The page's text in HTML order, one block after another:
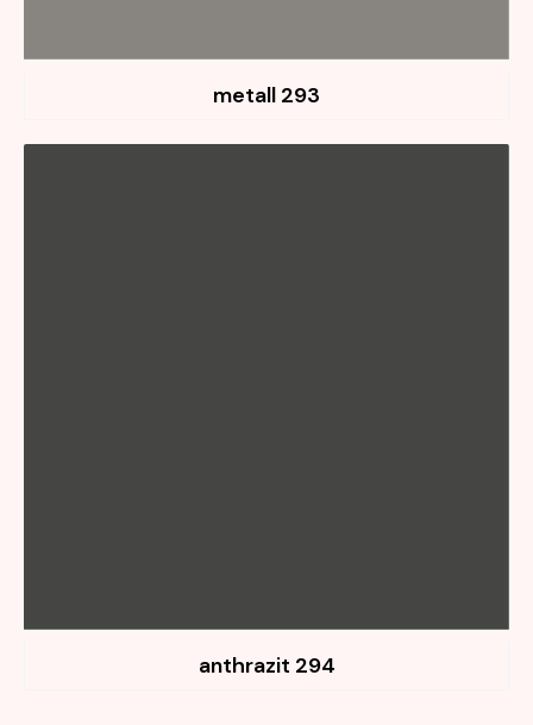
293 metall
294 anthrazit